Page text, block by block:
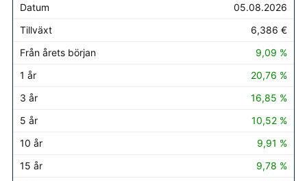
05.08.2026
6,386 €
9,09 %
20,76 %
16,85 %
10,52 %
9,91 %
9,78 %